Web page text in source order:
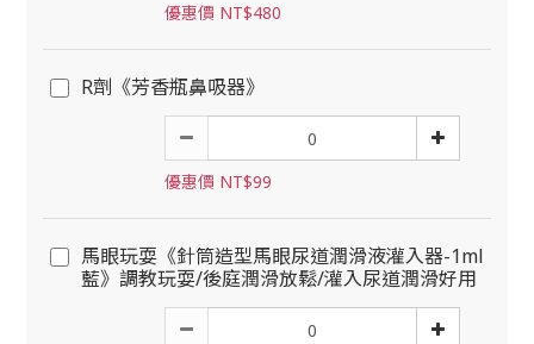
優惠價 NT$480
R劑《芳香瓶鼻吸器》
優惠價 NT$99
馬眼玩耍《針筒造型馬眼尿道潤滑液灌入器-1ml
藍》調教玩耍/後庭潤滑放鬆/灌入尿道潤滑好用